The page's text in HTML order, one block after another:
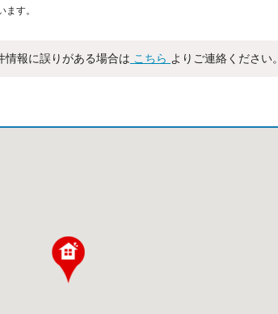
す。
情報に誤りがある場合は こちら よりご連絡ください。